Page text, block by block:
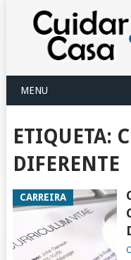
MENU
ETIQUETA:
DIFERENTE
CARREIRA